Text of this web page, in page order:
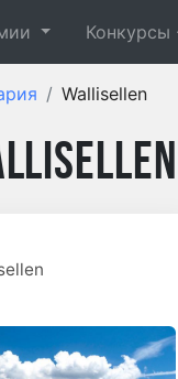
Конкурсы
Wallisellen